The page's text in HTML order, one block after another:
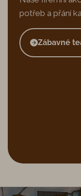
potřeb a přání
Zábavné